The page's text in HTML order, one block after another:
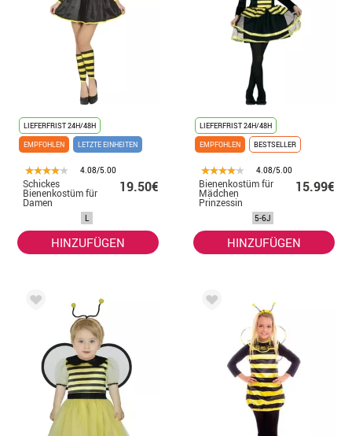
LIEFERFRIST 24H/48H
EMPFOHLEN
LETZTE EINHEITEN
4.08/5.00
Schickes
Bienenkostüm für
Damen
19.50€
L
HINZUFÜGEN
LIEFERFRIST 24H/48H
EMPFOHLEN
BESTSELLER
4.08/5.00
Bienenkostüm für
Mädchen
Prinzessin
15.99€
5-6J
HINZUFÜGEN